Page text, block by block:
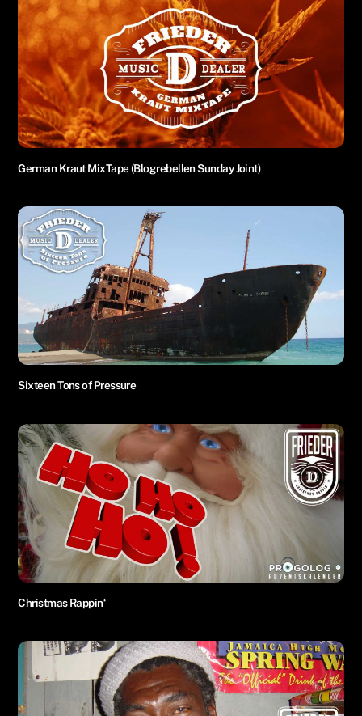
German Kraut MixTape (Blogrebellen Sunday Joint)
Sixteen Tons of Pressure
Christmas Rappin‘